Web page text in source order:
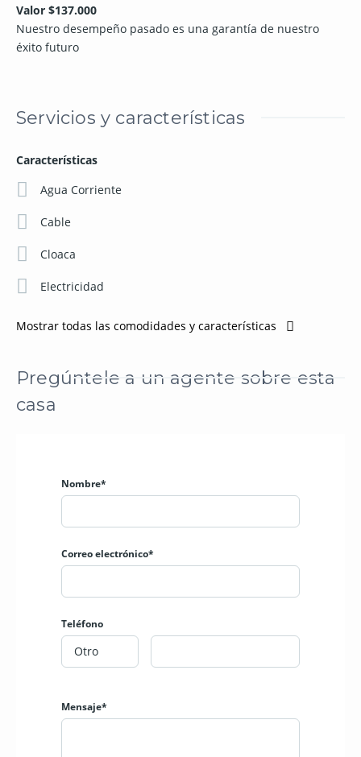
Valor $137.000
Nuestro desempeño pasado es una garantía de nuestro
éxito futuro
Servicios y características
Características
Agua Corriente
Cable
Cloaca
Electricidad
Mostrar todas las comodidades y características
Pregúntele a un agente sobre esta
casa
Nombre*
Correo electrónico*
Teléfono
Mensaje*